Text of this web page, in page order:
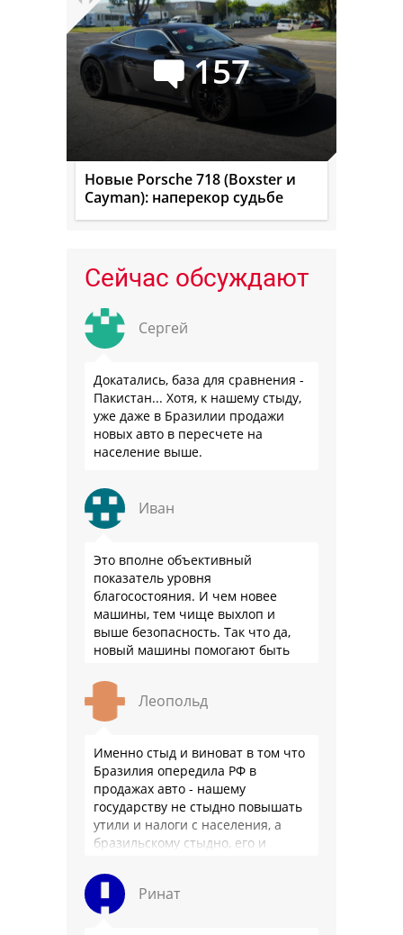
157
Новые Porsche 718 (Boxster и
Cayman): наперекор судьбе
Сейчас обсуждают
Сергей
Докатались, база для сравнения -
Пакистан... Хотя, к нашему стыду,
уже даже в Бразилии продажи
новых авто в пересчете на
население выше.
Иван
Это вполне объективный
показатель уровня
благосостояния. И чем новее
машины, тем чище выхлоп и
выше безопасность. Так что да,
новый машины помогают быть
Леопольд
Именно стыд и виноват в том что
Бразилия опередила РФ в
продажах авто - нашему
государству не стыдно повышать
утили и налоги с населения, а
бразильскому стыдно, его и
Ринат